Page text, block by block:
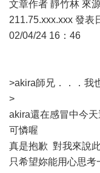
文章作者 靜竹林 來
211.75.xxx.xxx 發表
02/04/24 16：46
>akira師兄．．．我
>
akira還在感冒中今
可憐喔
真是抱歉 對我來說
只希望妳能用心思考